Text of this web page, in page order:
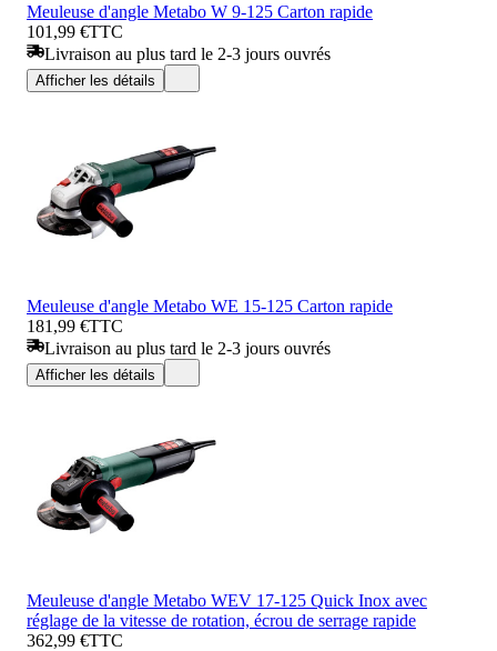
Meuleuse d'angle Metabo W 9-125 Carton rapide
101,99 €TTC
Livraison au plus tard le 2-3 jours ouvrés
Afficher les détails
Meuleuse d'angle Metabo WE 15-125 Carton rapide
181,99 €TTC
Livraison au plus tard le 2-3 jours ouvrés
Afficher les détails
Meuleuse d'angle Metabo WEV 17-125 Quick Inox avec
réglage de la vitesse de rotation, écrou de serrage rapide
362,99 €TTC